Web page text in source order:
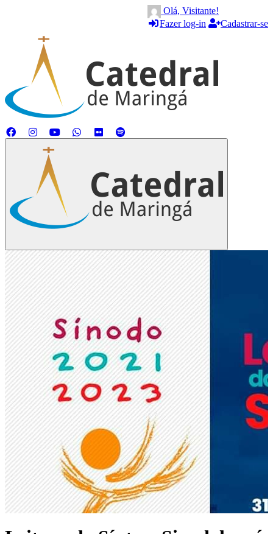
Olá, Visitante!
Fazer log-in
Cadastrar-se